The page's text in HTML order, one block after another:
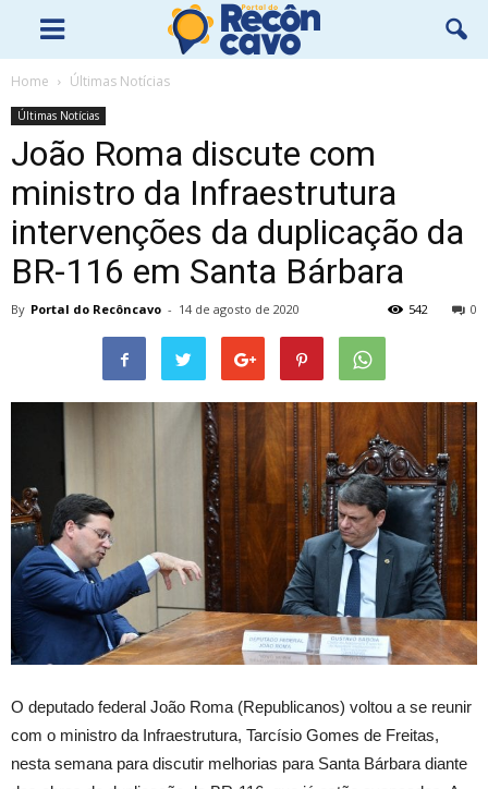
Home Últimas Notícias
Últimas Notícias
João Roma discute com
ministro da Infraestrutura
intervenções da duplicação da
BR-116 em Santa Bárbara
By Portal do Recôncavo - 14 de agosto de 2020 0
542
O deputado federal João Roma (Republicanos) voltou a se reunir
com o ministro da Infraestrutura, Tarcísio Gomes de Freitas,
nesta semana para discutir melhorias para Santa Bárbara diante